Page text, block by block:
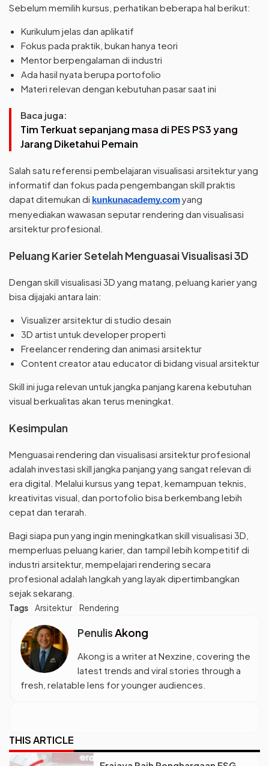
Sebelum memilih kursus, perhatikan beberapa hal berikut:
Kurikulum jelas dan aplikatif
Fokus pada praktik, bukan hanya teori
Mentor berpengalaman di industri
Ada hasil nyata berupa portofolio
Materi relevan dengan kebutuhan pasar saat ini
Baca juga:
Tim Terkuat sepanjang masa di PES PS3 yang
Jarang Diketahui Pemain
Salah satu referensi pembelajaran visualisasi arsitektur yang
informatif dan fokus pada pengembangan skill praktis
dapat ditemukan di kunkunacademy.comyang
menyediakan wawasan seputar rendering dan visualisasi
arsitektur profesional.
Peluang Karier Setelah Menguasai Visualisasi 3D
Dengan skill visualisasi 3D yang matang, peluang karier yang
bisa dijajaki antara lain:
Visualizer arsitektur di studio desain
3D artist untuk developer properti
Freelancer rendering dan animasi arsitektur
Content creator atau educator di bidang visual arsitektur
Skill ini juga relevan untuk jangka panjang karena kebutuhan
visual berkualitas akan terus meningkat.
Kesimpulan
Menguasai rendering dan visualisasi arsitektur profesional
adalah investasi skill jangka panjang yang sangat relevan di
era digital. Melalui kursus yang tepat, kemampuan teknis,
kreativitas visual, dan portofolio bisa berkembang lebih
cepat dan terarah.
Bagi siapa pun yang ingin meningkatkan skill visualisasi 3D,
memperluas peluang karier, dan tampil lebih kompetitif di
industri arsitektur, mempelajari rendering secara
profesional adalah langkah yang layak dipertimbangkan
sejak sekarang.
Tags Arsitektur Rendering
PenulisAkong
Akong is a writer at Nexzine, covering the
latest trends and viral stories through a
fresh, relatable lens for younger audiences.
THIS ARTICLE